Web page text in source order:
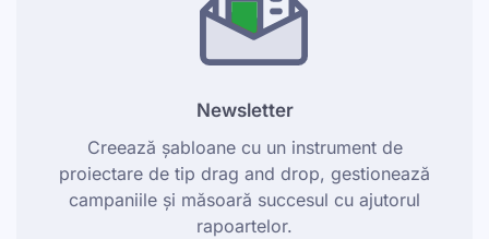
Newsletter
Creează șabloane cu un instrument de
proiectare de tip drag and drop, gestionează
campaniile și măsoară succesul cu ajutorul
rapoartelor.